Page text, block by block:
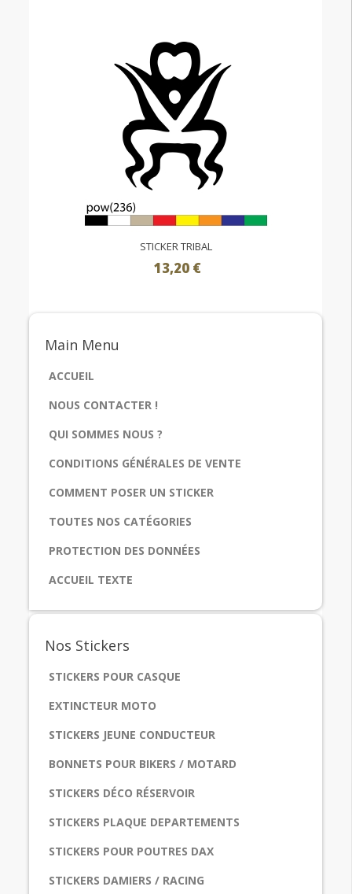
STICKER TRIBAL
13,20 €
Main Menu
ACCUEIL
NOUS CONTACTER !
QUI SOMMES NOUS ?
CONDITIONS GÉNÉRALES DE VENTE
COMMENT POSER UN STICKER
TOUTES NOS CATÉGORIES
PROTECTION DES DONNÉES
ACCUEIL TEXTE
Nos Stickers
STICKERS POUR CASQUE
EXTINCTEUR MOTO
STICKERS JEUNE CONDUCTEUR
BONNETS POUR BIKERS / MOTARD
STICKERS DÉCO RÉSERVOIR
STICKERS PLAQUE DEPARTEMENTS
STICKERS POUR POUTRES DAX
STICKERS DAMIERS / RACING